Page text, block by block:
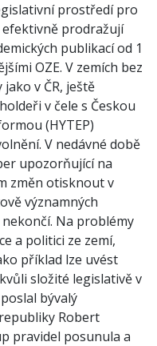
prostředí pro
prodražují
publikací od 1
OZE. V zemích bez
v ČR, ještě
v čele s Českou
(HYTEP)
V nedávné době
upozorňující na
změn otisknout v
významných
Na problémy
a politici ze zemí,
příklad lze uvést
složité legislativě v
bývalý
Robert
pravidel posunula a